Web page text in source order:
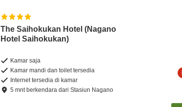
The Saihokukan Hotel (Nagano
Hotel Saihokukan)
Kamar saja
Kamar mandi dan toilet tersedia
Internet tersedia di kamar
5 mnt berkendara dariStasiun Nagano